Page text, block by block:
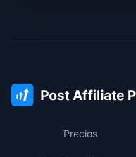
Precios